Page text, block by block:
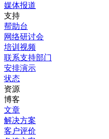
媒体报道
支持
帮助台
网络研讨会
培训视频
联系支持部门
安排演示
状态
资源
博客
文章
解决方案
客户评价